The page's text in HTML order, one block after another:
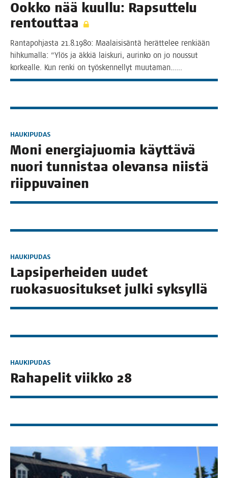
Ook­ko nää kuul­lu: Rap­sut­te­lu
rentouttaa
Ran­ta­poh­jas­ta 21.8.1980: Maa­lai­si­sän­tä herät­te­lee ren­ki­ään
hih­ku­mal­la: “Ylös ja äkkiä lais­ku­ri, aurin­ko on jo nous­sut
kor­keal­le. Kun ren­ki on työs­ken­nel­lyt muutaman.…..
HAUKIPUDAS
Moni ener­gia­juo­mia käyt­tä­vä
nuo­ri tun­nis­taa ole­van­sa niis­tä
riippuvainen
HAUKIPUDAS
Lap­si­per­hei­den uudet
ruo­ka­suo­si­tuk­set jul­ki syksyllä
HAUKIPUDAS
Raha­pe­lit viik­ko 28